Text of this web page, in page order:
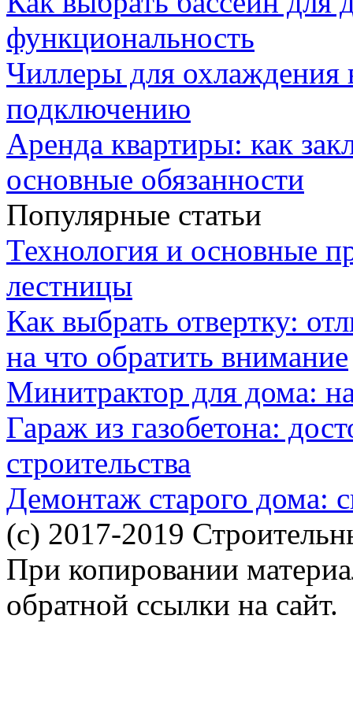
функциональность
Чиллеры для охлаждения
подключению
Аренда квартиры: как
основные обязанности
Популярные статьи
Технология и основные
лестницы
Как выбрать отвертку:
на что обратить внимание
Минитрактор для дома:
Гараж из газобетона:
строительства
Демонтаж старого дома:
(c) 2017-2019
При копировании
обратной ссылки на сайт.